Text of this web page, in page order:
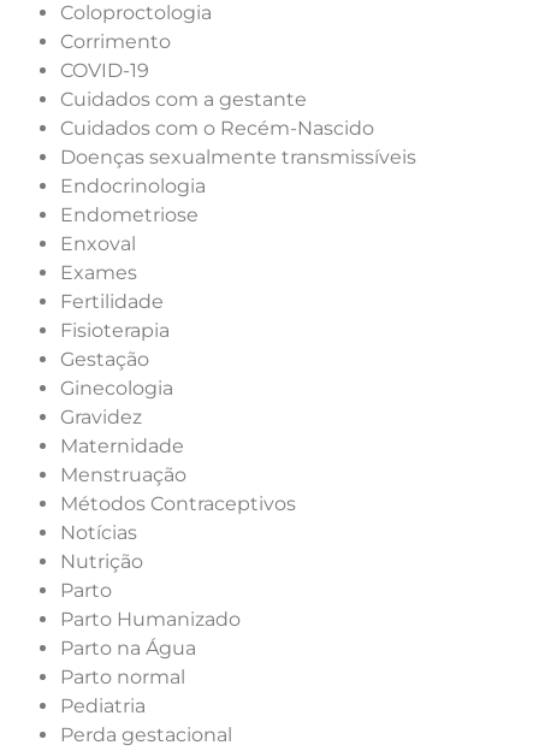
Coloproctologia
Corrimento
COVID-19
Cuidados com a gestante
Cuidados com o Recém-Nascido
Doenças sexualmente transmissíveis
Endocrinologia
Endometriose
Enxoval
Exames
Fertilidade
Fisioterapia
Gestação
Ginecologia
Gravidez
Maternidade
Menstruação
Métodos Contraceptivos
Notícias
Nutrição
Parto
Parto Humanizado
Parto na Água
Parto normal
Pediatria
Perda gestacional